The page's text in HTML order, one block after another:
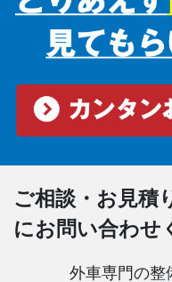
ご相談・お見積
にお問い合わせ
外車専門の整